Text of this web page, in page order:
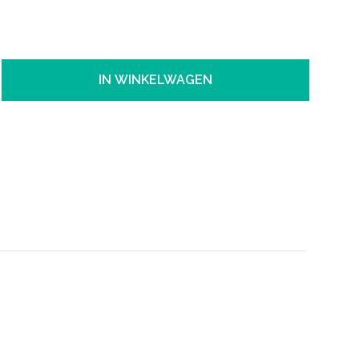
IN WINKELWAGEN